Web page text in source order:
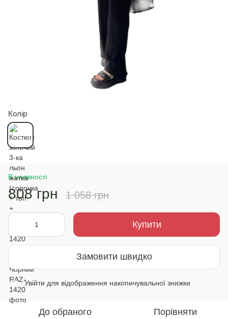
Колір
В наявності
808 грн 1 058 грн
Купити
Замовити швидко
% Увійти для відображення накопичувальної знижки
До обраного Порівняти